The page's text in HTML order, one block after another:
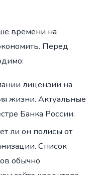
времени на
Перед
лицензии на
жизни. Актуальные
Банка России.
ли он полисы от
Список
обычно